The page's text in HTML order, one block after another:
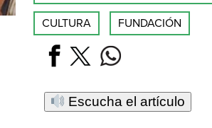
CULTURA FUNDACIÓN
Escucha el artículo